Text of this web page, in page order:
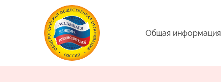
Общая информация